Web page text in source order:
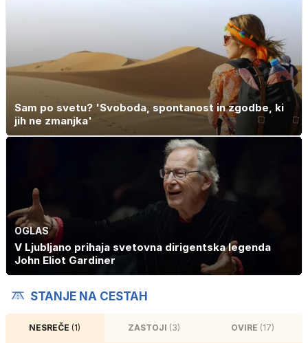
Sam po svetu? 'Svoboda, spontanost in zgodbe, ki
jih ne zmanjka'
OGLAS
V Ljubljano prihaja svetovna dirigentska legenda
John Eliot Gardiner
STANJE NA CESTAH
NESREČE(1) ZASTOJI (3) OVIRE (17)